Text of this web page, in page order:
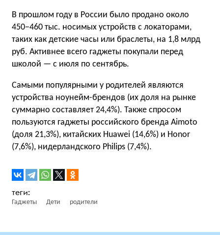
В прошлом году в России было продано около
450−460 тыс. носимых устройств с локаторами,
таких как детские часы или браслеты, на 1,8 млрд
руб. Активнее всего гаджеты покупали перед
школой — с июля по сентябрь.
Самыми популярными у родителей являются
устройства ноунейм-брендов (их доля на рынке
суммарно составляет 24,4%). Также спросом
пользуются гаджеты российского бренда Aimoto
(доля 21,3%), китайских Huawei (14,6%) и Honor
(7,6%), нидерландского Philips (7,4%).
Гаджеты Дети родители